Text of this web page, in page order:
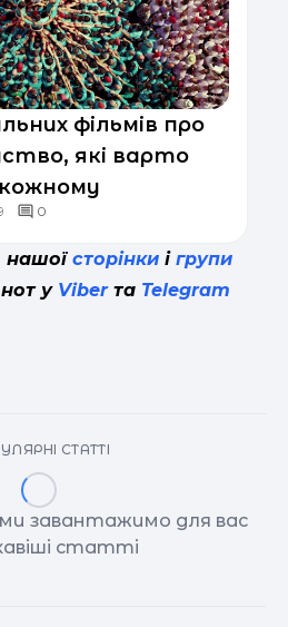
фільмів про
які варто
0
нашої сторінки і групи
у Viberта Telegram
СТАТТІ
завантажимо для вас
статті